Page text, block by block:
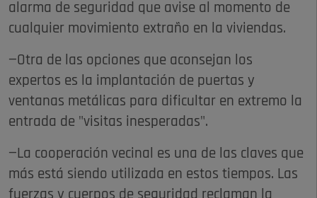
alarma de seguridad que avise al momento de
cualquier movimiento extraño en la viviendas.
—Otra de las opciones que aconsejan los
expertos es la implantación de puertas y
ventanas metálicas para dificultar en extremo la
entrada de "visitas inesperadas".
—La cooperación vecinal es una de las claves que
más está siendo utilizada en estos tiempos. Las
fuerzas y cuerpos de seguridad reclaman la